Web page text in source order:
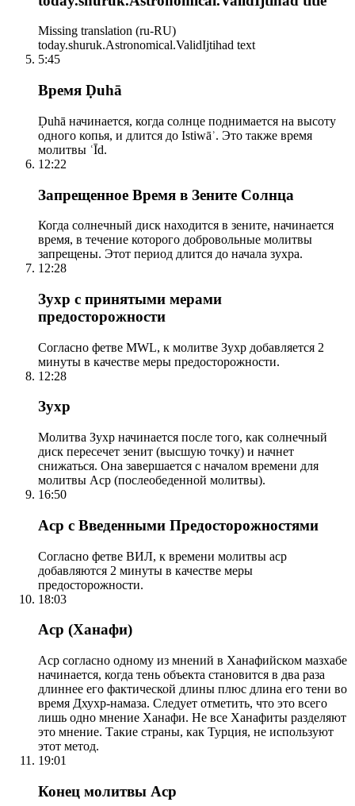
Missing translation (ru-RU)
today.shuruk.Astronomical.ValidIjtihad text
5:45
Время Ḍuhā
Ḍuhā начинается, когда солнце поднимается на высоту
одного копья, и длится до Istiwāʾ. Это также время
молитвы ʿĪd.
12:22
Запрещенное Время в Зените Солнца
Когда солнечный диск находится в зените, начинается
время, в течение которого добровольные молитвы
запрещены. Этот период длится до начала зухра.
12:28
Зухр с принятыми мерами
предосторожности
Согласно фетве MWL, к молитве Зухр добавляется 2
минуты в качестве меры предосторожности.
12:28
Зухр
Молитва Зухр начинается после того, как солнечный
диск пересечет зенит (высшую точку) и начнет
снижаться. Она завершается с началом времени для
молитвы Аср (послеобеденной молитвы).
16:50
Аср с Введенными Предосторожностями
Согласно фетве ВИЛ, к времени молитвы аср
добавляются 2 минуты в качестве меры
предосторожности.
18:03
Аср (Ханафи)
Аср согласно одному из мнений в Ханафийском мазхабе
начинается, когда тень объекта становится в два раза
длиннее его фактической длины плюс длина его тени во
время Дхухр-намаза. Следует отметить, что это всего
лишь одно мнение Ханафи. Не все Ханафиты разделяют
это мнение. Такие страны, как Турция, не используют
этот метод.
19:01
Конец молитвы Аср